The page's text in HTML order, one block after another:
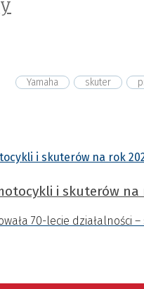
Yamaha skuter
i skuterów na
70-lecie działalności